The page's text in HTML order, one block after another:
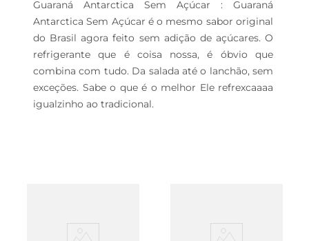
Guaraná Antarctica Sem Açúcar : Guaraná
Antarctica Sem Açúcar é o mesmo sabor original
do Brasil agora feito sem adição de açúcares. O
refrigerante que é coisa nossa, é óbvio que
combina com tudo. Da salada até o lanchão, sem
exceções. Sabe o que é o melhor Ele refrexcaaaa
igualzinho ao tradicional.